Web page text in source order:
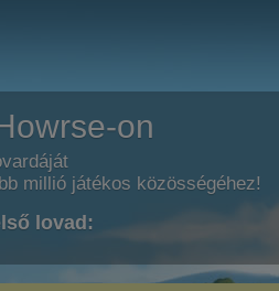
on
millió játékos közösségéhez!
lovad: